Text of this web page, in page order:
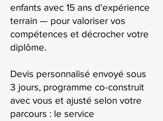
enfants avec 15 ans d'expérience
terrain — pour valoriser vos
compétences et décrocher votre
diplôme.
Devis personnalisé envoyé sous
3 jours, programme co-construit
avec vous et ajusté selon votre
parcours : le service